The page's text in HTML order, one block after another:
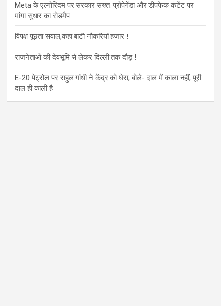
Meta के एल्गोरिदम पर सरकार सख्त, प्रोपेगेंडा और डीपफेक कंटेंट पर
मांगा सुधार का रोडमैप
विपक्ष पूछता सवाल,कहा बाटी नौकरियां हजार !
राजनेताओं की देवभूमि से लेकर दिल्ली तक दौड़ !
E-20 पेट्रोल पर राहुल गांधी ने केंद्र को घेरा, बोले- दाल में काला नहीं, पूरी
दाल ही काली है